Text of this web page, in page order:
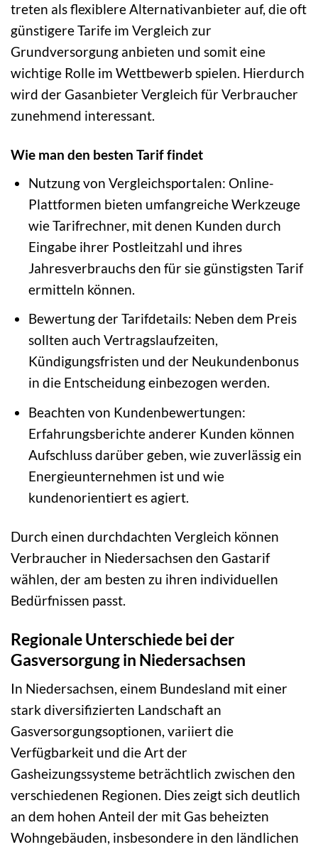
treten als flexiblere Alternativanbieter auf, die oft
günstigere Tarife im Vergleich zur
Grundversorgung anbieten und somit eine
wichtige Rolle im Wettbewerb spielen. Hierdurch
wird der Gasanbieter Vergleich für Verbraucher
zunehmend interessant.
Wie man den besten Tarif findet
Nutzung von Vergleichsportalen: Online-
Plattformen bieten umfangreiche Werkzeuge
wie Tarifrechner, mit denen Kunden durch
Eingabe ihrer Postleitzahl und ihres
Jahresverbrauchs den für sie günstigsten Tarif
ermitteln können.
Bewertung der Tarifdetails: Neben dem Preis
sollten auch Vertragslaufzeiten,
Kündigungsfristen und der Neukundenbonus
in die Entscheidung einbezogen werden.
Beachten von Kundenbewertungen:
Erfahrungsberichte anderer Kunden können
Aufschluss darüber geben, wie zuverlässig ein
Energieunternehmen ist und wie
kundenorientiert es agiert.
Durch einen durchdachten Vergleich können
Verbraucher in Niedersachsen den Gastarif
wählen, der am besten zu ihren individuellen
Bedürfnissen passt.
Regionale Unterschiede bei der
Gasversorgung in Niedersachsen
In Niedersachsen, einem Bundesland mit einer
stark diversifizierten Landschaft an
Gasversorgungsoptionen, variiert die
Verfügbarkeit und die Art der
Gasheizungssysteme beträchtlich zwischen den
verschiedenen Regionen. Dies zeigt sich deutlich
an dem hohen Anteil der mit Gas beheizten
Wohngebäuden, insbesondere in den ländlichen